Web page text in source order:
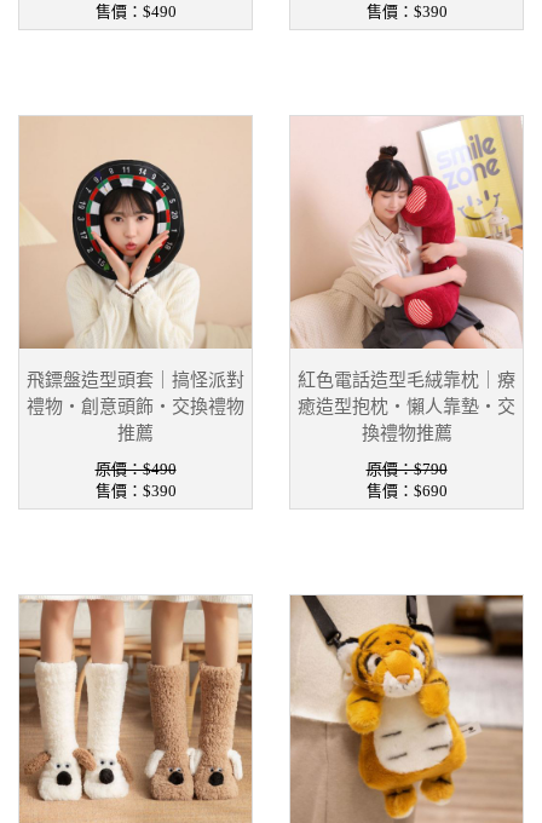
售價： $490
售價： $390
飛鏢盤造型頭套｜搞怪派對
禮物・創意頭飾・交換禮物
推薦
原價：$490
售價： $390
紅色電話造型毛絨靠枕｜療
癒造型抱枕・懶人靠墊・交
換禮物推薦
原價：$790
售價： $690